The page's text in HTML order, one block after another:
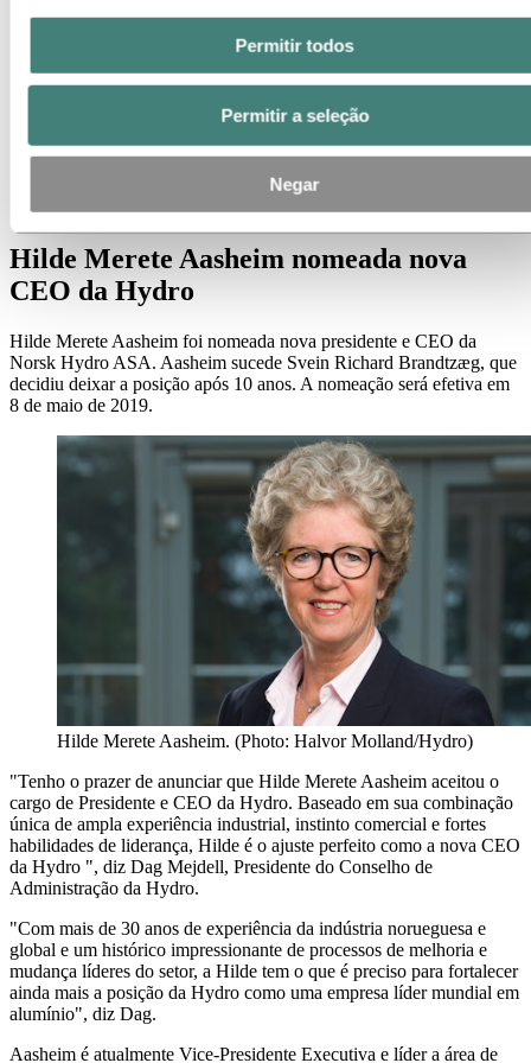
Permitir todos
Permitir a seleção
Negar
Contatos de meios de comunicação
Visão geral da Hydro
Hilde Merete Aasheim nomeada nova CEO da Hydro
Hilde Merete Aasheim nomeada nova
CEO da Hydro
Hilde Merete Aasheim foi nomeada nova presidente e CEO da
Norsk Hydro ASA. Aasheim sucede Svein Richard Brandtzæg, que
decidiu deixar a posição após 10 anos. A nomeação será efetiva em
8 de maio de 2019.
Hilde Merete Aasheim. (Photo: Halvor Molland/Hydro)
"Tenho o prazer de anunciar que Hilde Merete Aasheim aceitou o
cargo de Presidente e CEO da Hydro. Baseado em sua combinação
única de ampla experiência industrial, instinto comercial e fortes
habilidades de liderança, Hilde é o ajuste perfeito como a nova CEO
da Hydro ", diz Dag Mejdell, Presidente do Conselho de
Administração da Hydro.
"Com mais de 30 anos de experiência da indústria norueguesa e
global e um histórico impressionante de processos de melhoria e
mudança líderes do setor, a Hilde tem o que é preciso para fortalecer
ainda mais a posição da Hydro como uma empresa líder mundial em
alumínio", diz Dag.
Aasheim é atualmente Vice-Presidente Executiva e líder a área de